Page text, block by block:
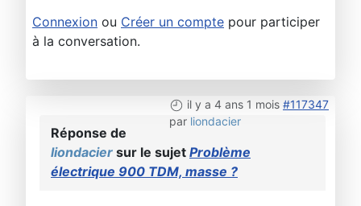
Connexion ou Créer un compte pour participer
à la conversation.
il y a 4 ans 1 mois #117347
par liondacier
Réponse de
liondacier sur le sujet Problème
électrique 900 TDM, masse ?